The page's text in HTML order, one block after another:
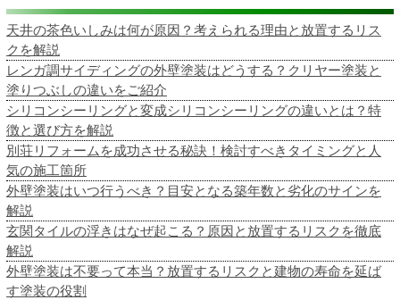
天井の茶色いしみは何が原因？考えられる理由と放置するリス
クを解説
レンガ調サイディングの外壁塗装はどうする？クリヤー塗装と
塗りつぶしの違いをご紹介
シリコンシーリングと変成シリコンシーリングの違いとは？特
徴と選び方を解説
別荘リフォームを成功させる秘訣！検討すべきタイミングと人
気の施工箇所
外壁塗装はいつ行うべき？目安となる築年数と劣化のサインを
解説
玄関タイルの浮きはなぜ起こる？原因と放置するリスクを徹底
解説
外壁塗装は不要って本当？放置するリスクと建物の寿命を延ば
す塗装の役割